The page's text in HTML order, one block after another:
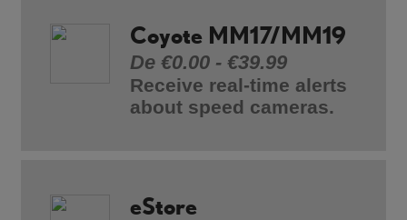
Coyote MM17/MM19
De €0.00 - €39.99
Receive real-time alerts
about speed cameras.
eStore